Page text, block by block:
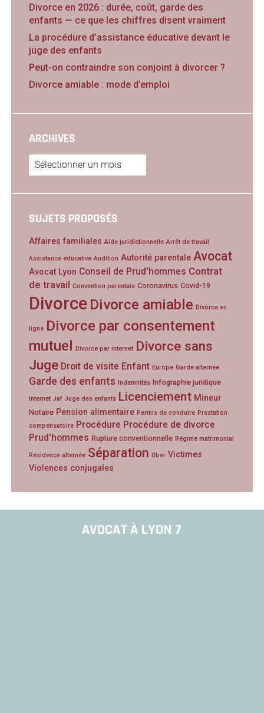
Divorce en 2026 : durée, coût, garde des
enfants — ce que les chiffres disent vraiment
La procédure d’assistance éducative devant le
juge des enfants
Peut-on contraindre son conjoint à divorcer ?
Divorce amiable : mode d’emploi
ARCHIVES
Archives
SUJETS PROPOSÉS
Affaires familiales Aide juridictionnelle Arrêt de travail
Assistance éducative Audition Autorité parentale Avocat
Avocat Lyon Conseil de Prud'hommes Contrat
de travail Convention parentale Coronavirus Covid-19
Divorce Divorce amiable Divorce en
ligne Divorce par consentement
mutuel
Divorce par internet Divorce sans
Juge Droit de visite Enfant Europe Garde alternée
Garde des enfants Indemnités Infographie juridique
Internet Jaf Juge des enfants Licenciement Mineur
Notaire Pension alimentaire Permis de conduire Prestation
compensatoire Procédure Procédure de divorce
Prud'hommes Rupture conventionnelle Régime matrimonial
Résidence alternée Séparation Uber Victimes
Violences conjugales
AVOCAT À LYON 7